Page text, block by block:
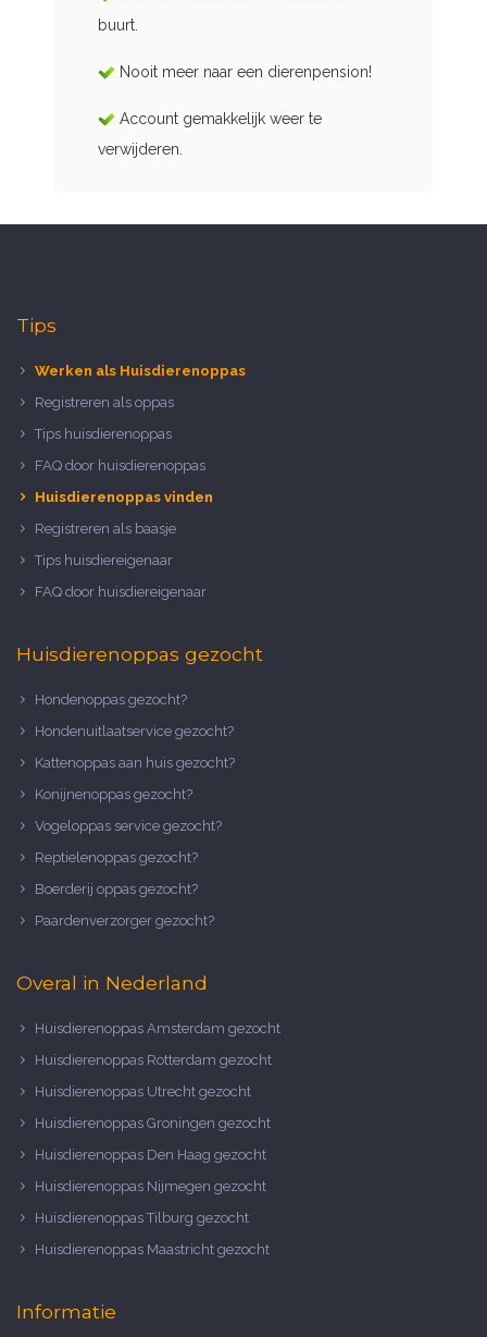
buurt.
Nooit meer naar een dierenpension!
Account gemakkelijk weer te
verwijderen.
Tips
Werken als Huisdierenoppas
Registreren als oppas
Tips huisdierenoppas
FAQ door huisdierenoppas
Huisdierenoppas vinden
Registreren als baasje
Tips huisdiereigenaar
FAQ door huisdiereigenaar
Huisdierenoppas gezocht
Hondenoppas gezocht?
Hondenuitlaatservice gezocht?
Kattenoppas aan huis gezocht?
Konijnenoppas gezocht?
Vogeloppas service gezocht?
Reptielenoppas gezocht?
Boerderij oppas gezocht?
Paardenverzorger gezocht?
Overal in Nederland
Huisdierenoppas Amsterdam gezocht
Huisdierenoppas Rotterdam gezocht
Huisdierenoppas Utrecht gezocht
Huisdierenoppas Groningen gezocht
Huisdierenoppas Den Haag gezocht
Huisdierenoppas Nijmegen gezocht
Huisdierenoppas Tilburg gezocht
Huisdierenoppas Maastricht gezocht
Informatie